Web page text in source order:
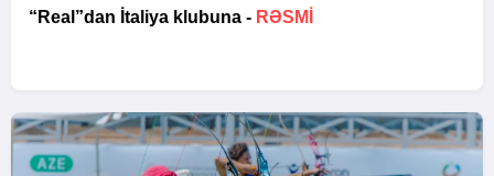
“Real”dan İtaliya klubuna - RƏSMİ